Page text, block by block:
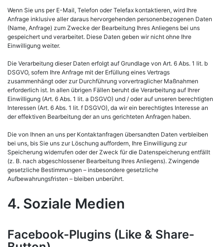
Wenn Sie uns per E-Mail, Telefon oder Telefax kontaktieren, wird Ihre
Anfrage inklusive aller daraus hervorgehenden personenbezogenen Daten
(Name, Anfrage) zum Zwecke der Bearbeitung Ihres Anliegens bei uns
gespeichert und verarbeitet. Diese Daten geben wir nicht ohne Ihre
Einwilligung weiter.
Die Verarbeitung dieser Daten erfolgt auf Grundlage von Art. 6 Abs. 1 lit. b
DSGVO, sofern Ihre Anfrage mit der Erfüllung eines Vertrags
zusammenhängt oder zur Durchführung vorvertraglicher Maßnahmen
erforderlich ist. In allen übrigen Fällen beruht die Verarbeitung auf Ihrer
Einwilligung (Art. 6 Abs. 1 lit. a DSGVO) und / oder auf unseren berechtigten
Interessen (Art. 6 Abs. 1 lit. f DSGVO), da wir ein berechtigtes Interesse an
der effektiven Bearbeitung der an uns gerichteten Anfragen haben.
Die von Ihnen an uns per Kontaktanfragen übersandten Daten verbleiben
bei uns, bis Sie uns zur Löschung auffordern, Ihre Einwilligung zur
Speicherung widerrufen oder der Zweck für die Datenspeicherung entfällt
(z. B. nach abgeschlossener Bearbeitung Ihres Anliegens). Zwingende
gesetzliche Bestimmungen – insbesondere gesetzliche
Aufbewahrungsfristen – bleiben unberührt.
4. Soziale Medien
Facebook-Plugins (Like & Share-